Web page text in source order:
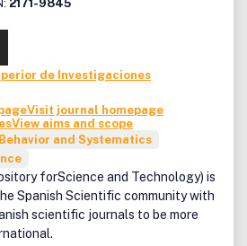
2171-9845
de Investigaciones
Visit journal homepage
View aims and scope
and Systematics
forScience and Technology) is
Spanish Scientific community with
scientific journals to be more